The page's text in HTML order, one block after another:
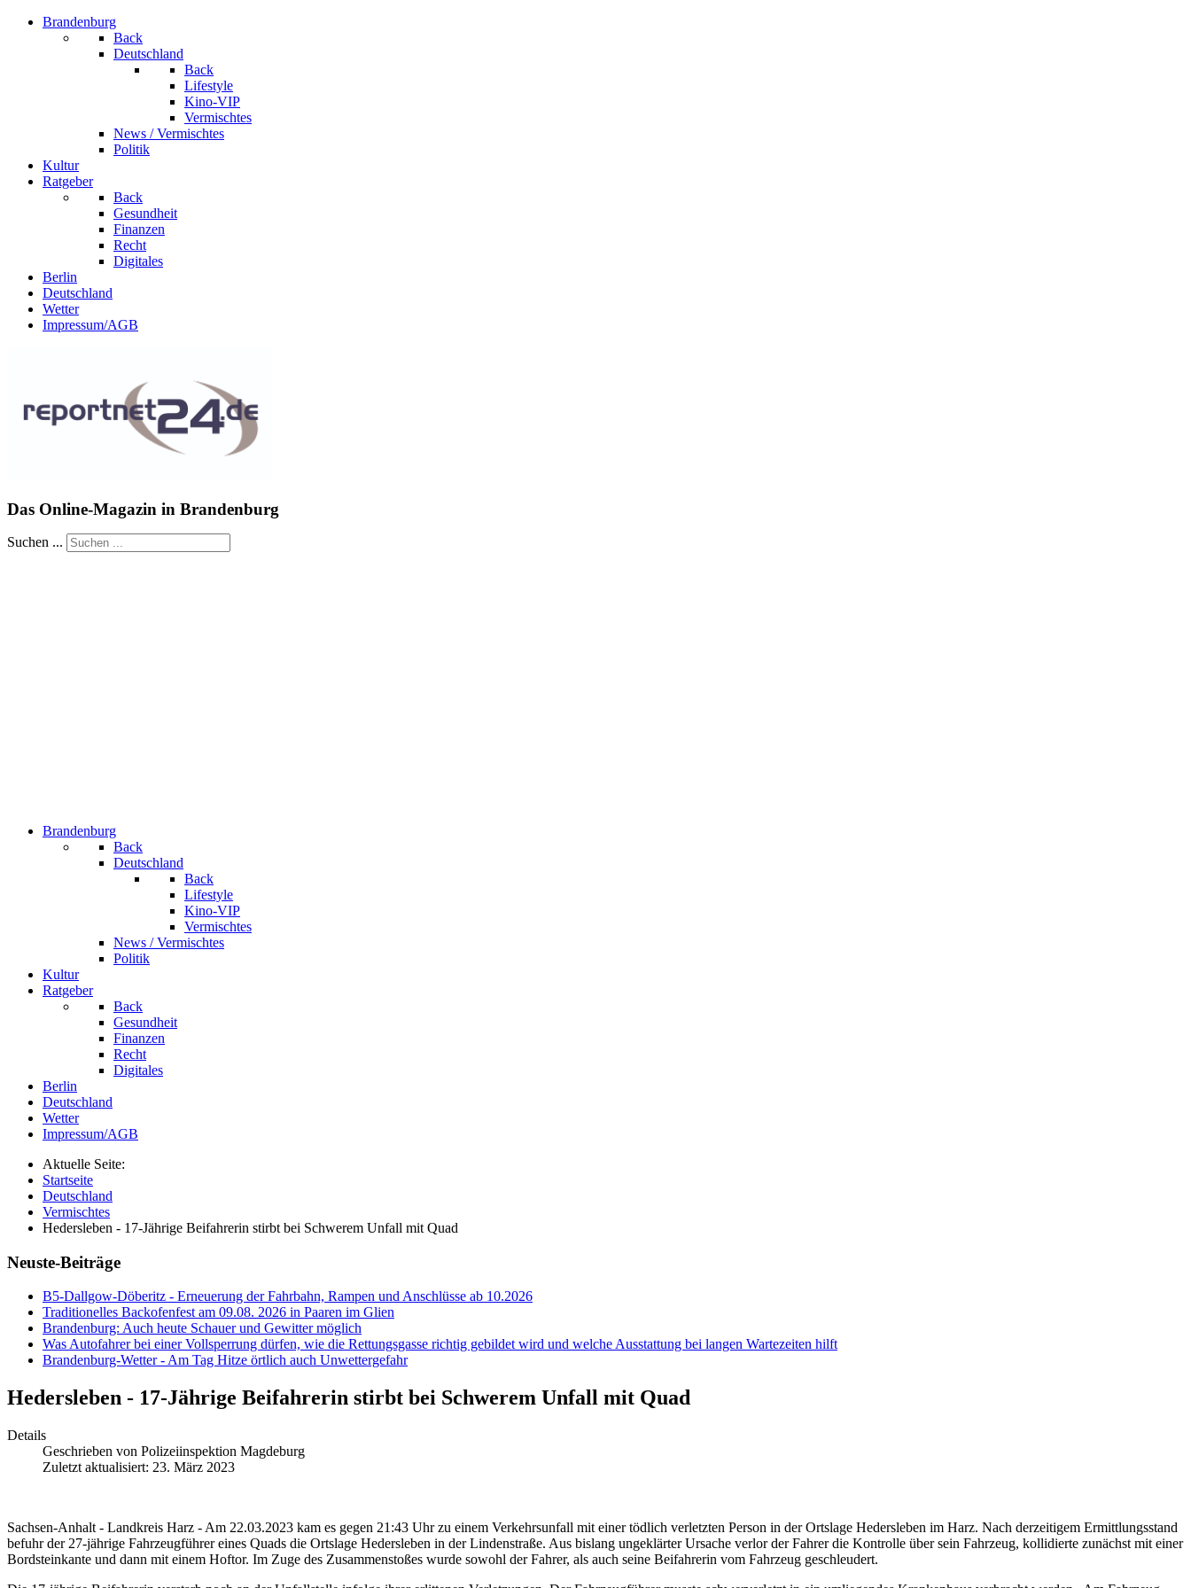
Brandenburg
Back
Deutschland
Back
Lifestyle
Kino-VIP
Vermischtes
News / Vermischtes
Politik
Kultur
Ratgeber
Back
Gesundheit
Finanzen
Recht
Digitales
Berlin
Deutschland
Wetter
Impressum/AGB
Das Online-Magazin in Brandenburg
Suchen ...
Brandenburg
Back
Deutschland
Back
Lifestyle
Kino-VIP
Vermischtes
News / Vermischtes
Politik
Kultur
Ratgeber
Back
Gesundheit
Finanzen
Recht
Digitales
Berlin
Deutschland
Wetter
Impressum/AGB
Aktuelle Seite:
Startseite
Deutschland
Vermischtes
Hedersleben - 17-Jährige Beifahrerin stirbt bei Schwerem Unfall mit Quad
Neuste-Beiträge
B5-Dallgow-Döberitz - Erneuerung der Fahrbahn, Rampen und Anschlüsse ab 10.2026
Traditionelles Backofenfest am 09.08. 2026 in Paaren im Glien
Brandenburg: Auch heute Schauer und Gewitter möglich
Was Autofahrer bei einer Vollsperrung dürfen, wie die Rettungsgasse richtig gebildet wird und welche Ausstattung bei langen Wartezeiten hilft
Brandenburg-Wetter - Am Tag Hitze örtlich auch Unwettergefahr
Hedersleben - 17-Jährige Beifahrerin stirbt bei Schwerem Unfall mit Quad
Details
Geschrieben von Polizeiinspektion Magdeburg
Zuletzt aktualisiert: 23. März 2023
Sachsen-Anhalt - Landkreis Harz - Am 22.03.2023 kam es gegen 21:43 Uhr zu einem Verkehrsunfall mit einer tödlich verletzten Person in der Ortslage Hedersleben im Harz. Nach derzeitigem Ermittlungsstand
befuhr der 27-jährige Fahrzeugführer eines Quads die Ortslage Hedersleben in der Lindenstraße. Aus bislang ungeklärter Ursache verlor der Fahrer die Kontrolle über sein Fahrzeug, kollidierte zunächst mit einer
Bordsteinkante und dann mit einem Hoftor. Im Zuge des Zusammenstoßes wurde sowohl der Fahrer, als auch seine Beifahrerin vom Fahrzeug geschleudert.